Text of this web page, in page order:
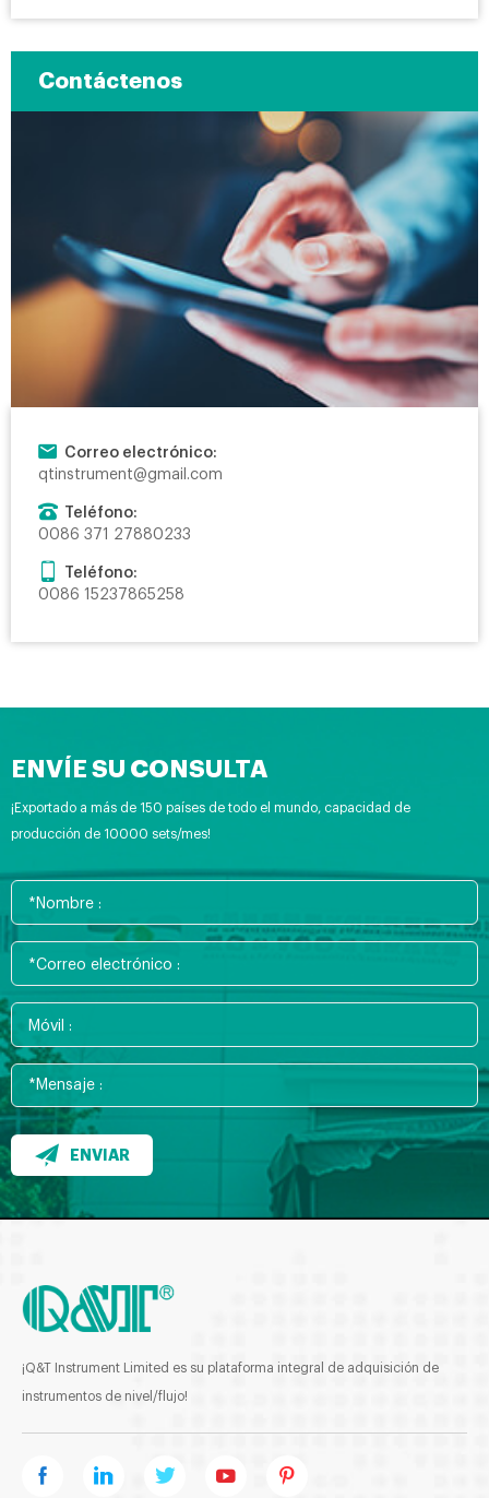
Contáctenos
Correo electrónico:
qtinstrument@gmail.com
Teléfono:
0086 371 27880233
Teléfono:
0086 15237865258
ENVÍE SU CONSULTA
¡Exportado a más de 150 países de todo el mundo, capacidad de
producción de 10000 sets/mes!
ENVIAR
¡Q&T Instrument Limited es su plataforma integral de adquisición de
instrumentos de nivel/flujo!